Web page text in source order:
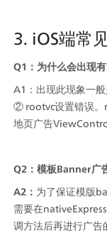
3. iOS端常
Q1：为什么会出现
A1：出现此现象一
② rootvc设置错误。
地页广告
Q2：模板Banner广
A2： 为了保证模版
需要在
调方法后再进行广告